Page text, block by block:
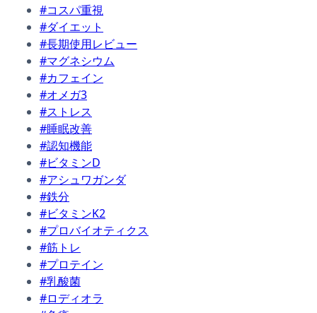
#コスパ重視
#ダイエット
#長期使用レビュー
#マグネシウム
#カフェイン
#オメガ3
#ストレス
#睡眠改善
#認知機能
#ビタミンD
#アシュワガンダ
#鉄分
#ビタミンK2
#プロバイオティクス
#筋トレ
#プロテイン
#乳酸菌
#ロディオラ